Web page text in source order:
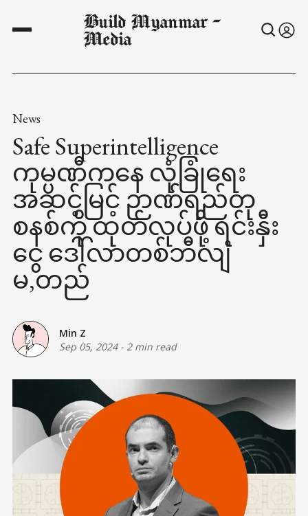
Build Myanmar -
Media
News
Safe Superintelligence
ကုမ္ပဏီကနေ လုံခြုံရေး
အဆင့်မြင့် ဉာဏ်ရည်တု
စနစ်ကို ထုတ်လုပ်ဖို့ ရင်းနှီး
ငွေ ဒေါ်လာတစ်ဘီလျံ
မ,တည်
Min Z
Sep 05, 2024- 2 min read